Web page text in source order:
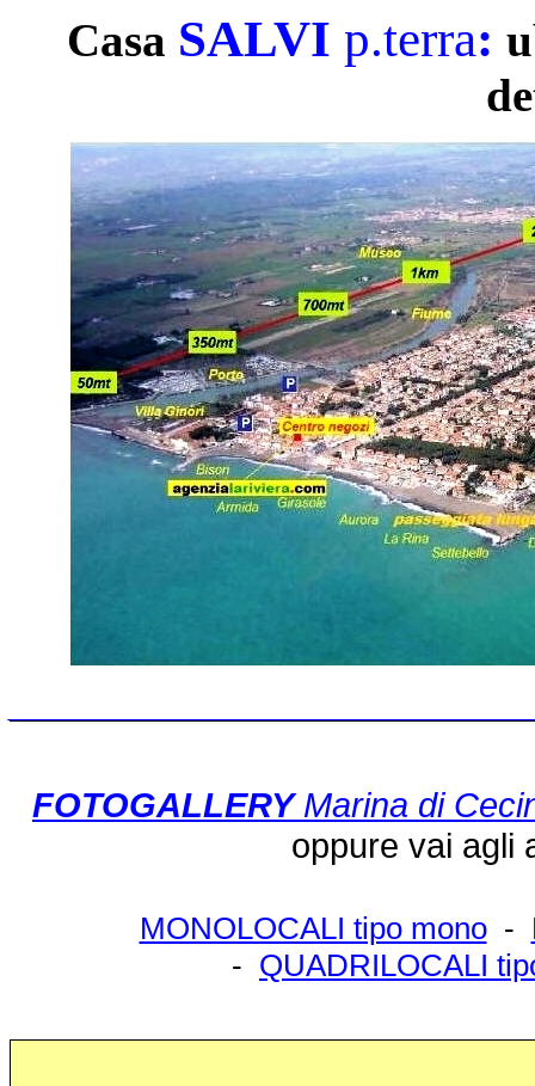
Casa SALVI p.terra:
FOTOGALLERYMarina di
oppure vai agli
MONOLOCALI tipo mono-
- QUADRILOCALI